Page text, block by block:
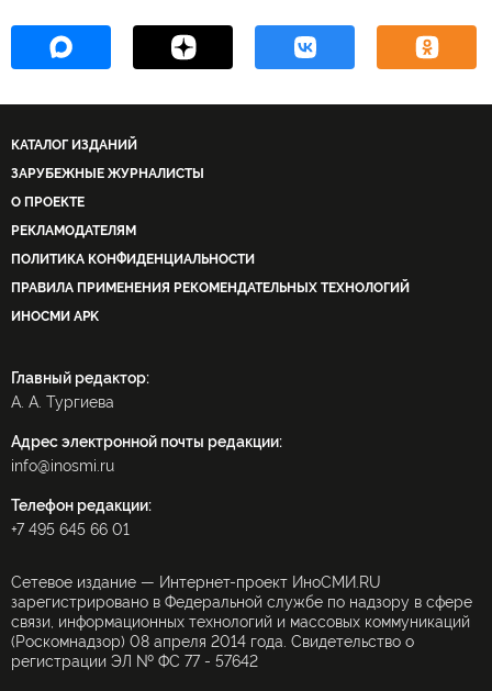
КАТАЛОГ ИЗДАНИЙ
ЗАРУБЕЖНЫЕ ЖУРНАЛИСТЫ
О ПРОЕКТЕ
РЕКЛАМОДАТЕЛЯМ
ПОЛИТИКА КОНФИДЕНЦИАЛЬНОСТИ
ПРАВИЛА ПРИМЕНЕНИЯ РЕКОМЕНДАТЕЛЬНЫХ ТЕХНОЛОГИЙ
ИНОСМИ APK
Главный редактор:
А. А. Тургиева
Адрес электронной почты редакции:
info@inosmi.ru
Телефон редакции:
+7 495 645 66 01
Сетевое издание — Интернет-проект ИноСМИ.RU
зарегистрировано в Федеральной службе по надзору в сфере
связи, информационных технологий и массовых коммуникаций
(Роскомнадзор) 08 апреля 2014 года. Свидетельство о
регистрации ЭЛ № ФС 77 - 57642